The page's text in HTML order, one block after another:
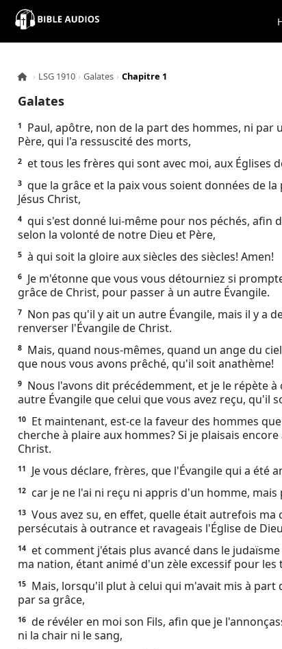
×
Audio
Bible
Contacts
About
Copyright
Download
L.O.A
Ebook
› LSG 1910 › Galates › Chapitre 1
Galates
1
Paul, apôtre, non de la part des hommes, ni par
Père, qui l'a ressuscité des morts,
2 et tous les frères qui sont avec moi, aux Églises
3 que la grâce et la paix vous soient données de
Jésus Christ,
4 qui s'est donné lui-même pour nos péchés, afin
selon la volonté de notre Dieu et Père,
5 à qui soit la gloire aux siècles des siècles! Amen!
6
Je m'étonne que vous vous détourniez si
grâce de Christ, pour passer à un autre Évangile.
7
Non pas qu'il y ait un autre Évangile, mais il y a
renverser l'Évangile de Christ.
8
Mais, quand nous-mêmes, quand un ange du
que nous vous avons prêché, qu'il soit anathème!
9
Nous l'avons dit précédemment, et je le répète
autre Évangile que celui que vous avez reçu, qu'il
10
Et maintenant, est-ce la faveur des hommes
cherche à plaire aux hommes? Si je plaisais
Christ.
11 Je vous déclare, frères, que l'Évangile qui a été
12 car je ne l'ai ni reçu ni appris d'un homme, mais
13 Vous avez su, en effet, quelle était autrefois
persécutais à outrance et ravageais l'Église de
14
et comment j'étais plus avancé dans le
ma nation, étant animé d'un zèle excessif pour
15
Mais, lorsqu'il plut à celui qui m'avait mis à part
par sa grâce,
16 de révéler en moi son Fils, afin que je
ni la chair ni le sang,